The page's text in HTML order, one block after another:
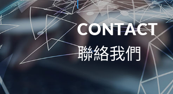
網路變壓器
電源磁性元件
電力線通訊變壓器
雜訊抑制磁性元件
射頻磁性元件
CONTACT
聯絡我們